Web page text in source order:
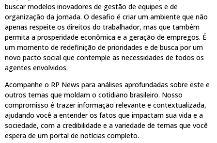
buscar modelos inovadores de gestão de equipes e de
organização da jornada. O desafio é criar um ambiente que não
apenas respeite os direitos do trabalhador, mas que também
permita a prosperidade econômica e a geração de empregos. É
um momento de redefinição de prioridades e de busca por um
novo pacto social que contemple as necessidades de todos os
agentes envolvidos.
Acompanhe o RP News para análises aprofundadas sobre este e
outros temas que moldam o cotidiano brasileiro. Nosso
compromisso é trazer informação relevante e contextualizada,
ajudando você a entender os fatos que impactam sua vida e a
sociedade, com a credibilidade e a variedade de temas que você
espera de um portal de notícias completo.